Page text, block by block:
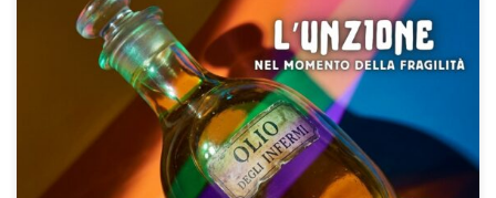
Don Roberto e Adriana presentano e approfondiscono il
Sacramento dell’Unzione degli Infermi, spesso frainteso. Di fatto
non è un rito riservato solo agli ultimi istanti di vita, ma un segno
potente della vicinanza di Cristo a chi affronta malattia, fragilità,
vecchiaia o… paura. In una società che tende a celare […]